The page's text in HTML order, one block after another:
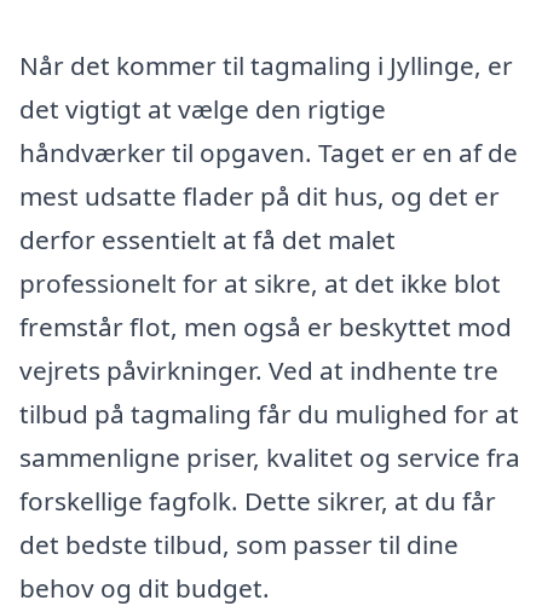
Når det kommer til tagmaling i Jyllinge, er
det vigtigt at vælge den rigtige
håndværker til opgaven. Taget er en af de
mest udsatte flader på dit hus, og det er
derfor essentielt at få det malet
professionelt for at sikre, at det ikke blot
fremstår flot, men også er beskyttet mod
vejrets påvirkninger. Ved at indhente tre
tilbud på tagmaling får du mulighed for at
sammenligne priser, kvalitet og service fra
forskellige fagfolk. Dette sikrer, at du får
det bedste tilbud, som passer til dine
behov og dit budget.